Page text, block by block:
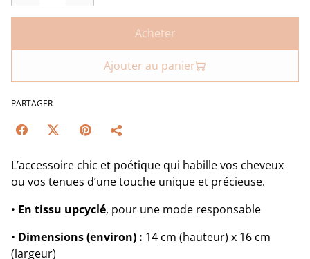
Acheter
Ajouter au panier
PARTAGER
L’accessoire chic et poétique qui habille vos cheveux
ou vos tenues d’une touche unique et précieuse.
• En tissu upcyclé, pour une mode responsable
• Dimensions (environ) : 14 cm (hauteur) x 16 cm
(largeur)